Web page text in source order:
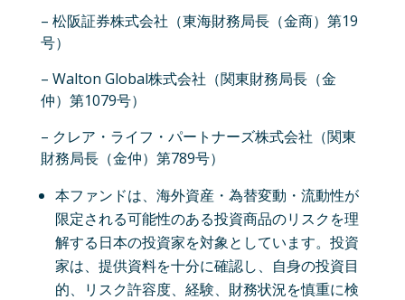
– 松阪証券株式会社（東海財務局長（金商）第19
号）
– Walton Global株式会社（関東財務局長（金
仲）第1079号）
– クレア・ライフ・パートナーズ株式会社（関東
財務局長（金仲）第789号）
本ファンドは、海外資産・為替変動・流動性が
限定される可能性のある投資商品のリスクを理
解する日本の投資家を対象としています。投資
家は、提供資料を十分に確認し、自身の投資目
的、リスク許容度、経験、財務状況を慎重に検